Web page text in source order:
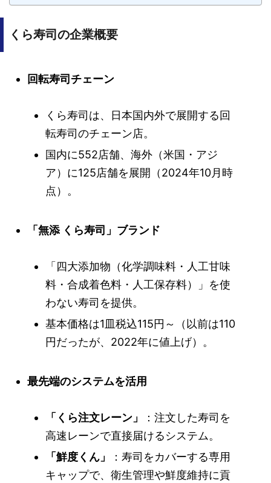
くら寿司の企業概要
回転寿司チェーン
くら寿司は、日本国内外で展開する回
転寿司のチェーン店。
国内に552店舗、海外（米国・アジ
ア）に125店舗を展開（2024年10月時
点）。
「無添 くら寿司」ブランド
「四大添加物（化学調味料・人工甘味
料・合成着色料・人工保存料）」を使
わない寿司を提供。
基本価格は1皿税込115円～（以前は110
円だったが、2022年に値上げ）。
最先端のシステムを活用
「くら注文レーン」
：注文した寿司を
高速レーンで直接届けるシステム。
「鮮度くん」
：寿司をカバーする専用
キャップで、衛生管理や鮮度維持に貢